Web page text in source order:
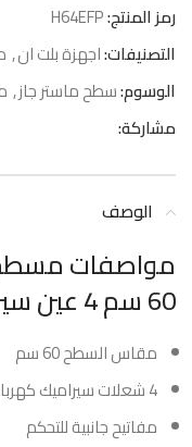
رمز المنتج:H64EFP
التصنيفات:اجهزة بلت ان,
الوسوم:سطح ماستر جاز,
مشاركة:
الوصف
مواصفات مسطح
60 سم 4 عين سيراميك بولندي :
مقاس السطح 60 سم
4 شعلات سيراميك كهرباء
مفاتيح جانبية للتحكم